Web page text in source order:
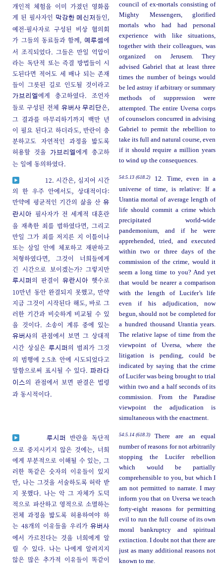
개인적 체험을 이미 가졌던 영화롭
게 된 필사자인
막강한 메신저들인,
예전-필사자로 구성된 비상 협의회
가 그들의 동료들과 함께, 예루셈에
서 조직되었다. 그들은 만일 억압이
라는 독단적 또는 즉결 방법들이 시
도된다면 적어도 세 배나 되는 존재
들이 그릇된 길로 인도될 것이라고
가브리엘에게 충고하였다. 조언자
들로 구성된 전체 유버사 무리단은,
그 결과를 마무리하기까지 백만 년
이 필요 된다고 하더라도, 반란이 충
분하고도 자연적인 과정을 밟도록
허용할 것을
가브리엘에게 충고하
는 일에 동의하였다.
council of ex-mortals consisting of
Mighty Messengers, glorified
mortals who had had personal
experience with like situations,
together with their colleagues, was
organized on Jerusem. They
advised Gabriel that at least three
times the number of beings would
be led astray if arbitrary or summary
methods of suppression were
attempted. The entire Uversa corps
of counselors concurred in advising
Gabriel to permit the rebellion to
take its full and natural course, even
if it should require a million years
to wind up the consequences.
12. 시간은, 심지어 시간
의 한 우주 안에서도, 상대적이다:
만약에 평균적인 기간의 삶을 산유
란시아
필사자가 전 세계적 대혼란
을 재촉한 죄를 범하였다면, 그리고
만일 그가 죄를 저지른 지 이틀이나
또는 삼일 안에 체포하고 재판하고
처형하였다면, 그것이 너희들에게
긴 시간으로 보이겠는가? 그렇지만
루시퍼의 판결이유란시아
햇수로
10만년 동안 완결되지 못했고, 만약
지금 그것이 시작된다 해도, 바로 그
러한 기간과 비슷하게 비교될 수 있
을 것이다. 소송이 계류 중에 있는
유버사의 관점에서 보면 그 상대적
시간 상실은 루시퍼 의 범죄가 그것
의 범행에 2.5초 안에 시도되었다고
말함으로써 표시될 수 있다.파라다
이스의 관점에서 보면 판결은 법령
과 동시적이다.
54:5.13 (618.2)
12. Time, even in a
universe of time, is relative: If a
Urantia mortal of average length of
life should commit a crime which
precipitated world-wide
pandemonium, and if he were
apprehended, tried, and executed
within two or three days of the
commission of the crime, would it
seem a long time to you? And yet
that would be nearer a comparison
with the length of Lucifer’s life
even if his adjudication, now
begun, should not be completed for
a hundred thousand Urantia years.
The relative lapse of time from the
viewpoint of Uversa, where the
litigation is pending, could be
indicated by saying that the crime
of Lucifer was being brought to trial
within two and a half seconds of its
commission. From the Paradise
viewpoint the adjudication is
simultaneous with the enactment.
루시퍼
반란을 독단적
으로 중지시키지 않은 것에는, 너희
에게 부분적으로 이해될 수 있는, 그
러한 똑같은 숫자의 이유들이 있지
만, 나는 그것을 서술하도록 허락 받
지 못했다. 나는 악 그 자체가 도덕
적으로 파산하고 영적으로 소멸하는
전체 과정을 밟도록 허용하여야 하
는 48개의 이유들을 우리가유버사
에서 가르친다는 것을 너희에게 알
릴 수 있다. 나는 나에게 알려지지
않은 많은 추가적 이유들이 똑같이
54:5.14 (618.3)
There are an equal
number of reasons for not arbitrarily
stopping the Lucifer rebellion
which would be partially
comprehensible to you, but which I
am not permitted to narrate. I may
inform you that on Uversa we teach
forty-eight reasons for permitting
evil to run the full course of its own
moral bankruptcy and spiritual
extinction. I doubt not that there are
just as many additional reasons not
known to me.